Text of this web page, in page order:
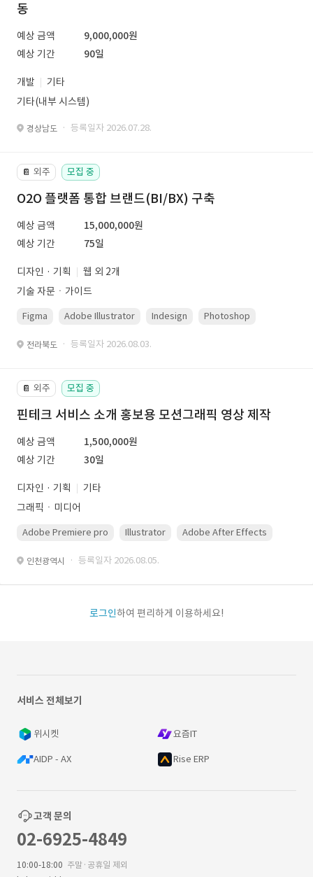
동
예상 금액
9,000,000원
예상 기간
90일
개발
기타
기타(내부 시스템)
경상남도 · 등록일자 2026.07.28.
📔 외주 모집 중
O2O 플랫폼 통합 브랜드(BI/BX) 구축
예상 금액
15,000,000원
예상 기간
75일
디자인 · 기획
웹 외 2개
기술 자문ㆍ가이드
Figma Adobe Illustrator Indesign Photoshop
전라북도 · 등록일자 2026.08.03.
📔 외주 모집 중
핀테크 서비스 소개 홍보용 모션그래픽 영상 제작
예상 금액
1,500,000원
예상 기간
30일
디자인 · 기획
기타
그래픽ㆍ미디어
Adobe Premiere pro Illustrator Adobe After Effects
인천광역시 · 등록일자 2026.08.05.
로그인하여 편리하게 이용하세요!
서비스 전체보기
위시켓 요즘IT
AIDP - AX Rise ERP
고객 문의
02-6925-4849
10:00-18:00 주말·공휴일 제외